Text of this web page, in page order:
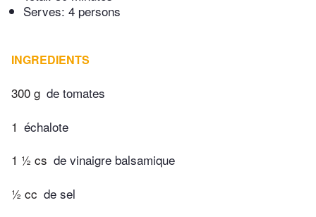
Serves: 4 persons
INGREDIENTS
300 g de tomates
1 échalote
1 ½ cs de vinaigre balsamique
½ cc de sel